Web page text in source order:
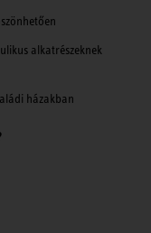
alkatrészeknek
házakban